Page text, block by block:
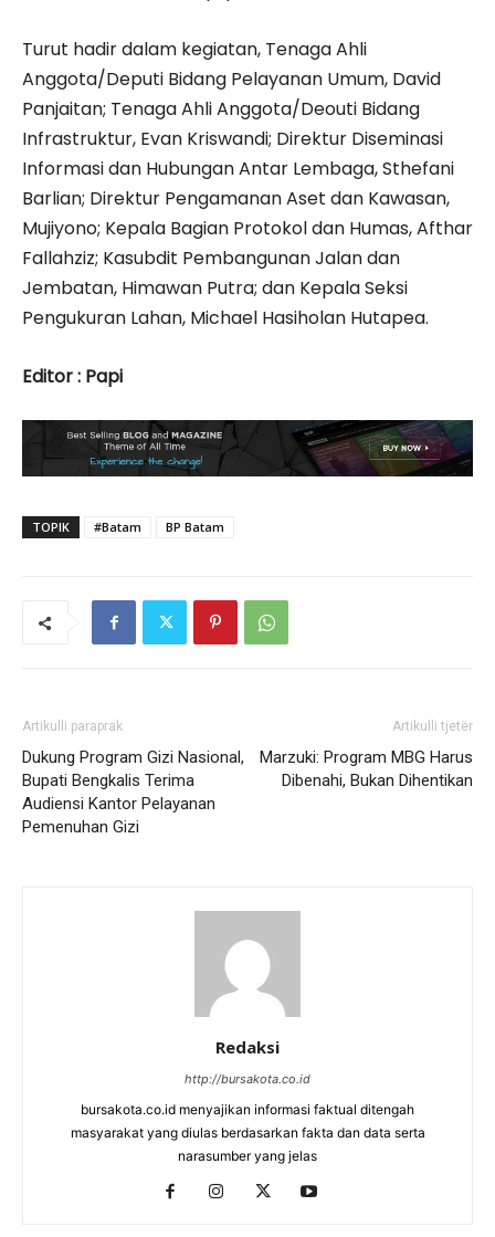
Turut hadir dalam kegiatan, Tenaga Ahli
Anggota/Deputi Bidang Pelayanan Umum, David
Panjaitan; Tenaga Ahli Anggota/Deouti Bidang
Infrastruktur, Evan Kriswandi; Direktur Diseminasi
Informasi dan Hubungan Antar Lembaga, Sthefani
Barlian; Direktur Pengamanan Aset dan Kawasan,
Mujiyono; Kepala Bagian Protokol dan Humas, Afthar
Fallahziz; Kasubdit Pembangunan Jalan dan
Jembatan, Himawan Putra; dan Kepala Seksi
Pengukuran Lahan, Michael Hasiholan Hutapea.
Editor : Papi
TOPIK #Batam BP Batam
Artikulli paraprak
Dukung Program Gizi Nasional,
Bupati Bengkalis Terima
Audiensi Kantor Pelayanan
Pemenuhan Gizi
Artikulli tjetër
Marzuki: Program MBG Harus
Dibenahi, Bukan Dihentikan
Redaksi
http://bursakota.co.id
bursakota.co.id menyajikan informasi faktual ditengah
masyarakat yang diulas berdasarkan fakta dan data serta
narasumber yang jelas